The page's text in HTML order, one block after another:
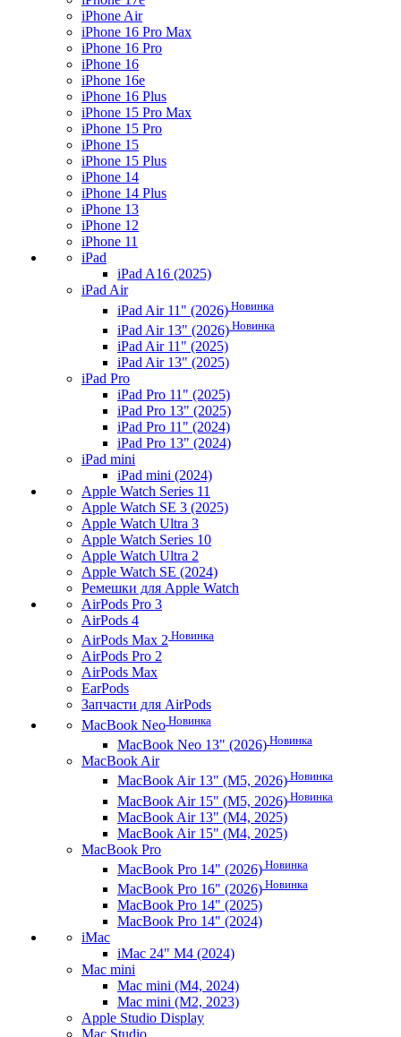
iPhone Air
iPhone 16 Pro Max
iPhone 16 Pro
iPhone 16
iPhone 16e
iPhone 16 Plus
iPhone 15 Pro Max
iPhone 15 Pro
iPhone 15
iPhone 15 Plus
iPhone 14
iPhone 14 Plus
iPhone 13
iPhone 12
iPhone 11
iPad
iPad A16 (2025)
iPad Air
iPad Air 11" (2026) Новинка
iPad Air 13" (2026) Новинка
iPad Air 11" (2025)
iPad Air 13" (2025)
iPad Pro
iPad Pro 11" (2025)
iPad Pro 13" (2025)
iPad Pro 11" (2024)
iPad Pro 13" (2024)
iPad mini
iPad mini (2024)
Apple Watch Series 11
Apple Watch SE 3 (2025)
Apple Watch Ultra 3
Apple Watch Series 10
Apple Watch Ultra 2
Apple Watch SE (2024)
Ремешки для Apple Watch
AirPods Pro 3
AirPods 4
AirPods Max 2 Новинка
AirPods Pro 2
AirPods Max
EarPods
Запчасти для AirPods
MacBook Neo Новинка
MacBook Neo 13" (2026) Новинка
MacBook Air
MacBook Air 13" (M5, 2026) Новинка
MacBook Air 15" (M5, 2026) Новинка
MacBook Air 13" (M4, 2025)
MacBook Air 15" (M4, 2025)
MacBook Pro
MacBook Pro 14" (2026) Новинка
MacBook Pro 16" (2026) Новинка
MacBook Pro 14" (2025)
MacBook Pro 14" (2024)
iMac
iMac 24" M4 (2024)
Mac mini
Mac mini (M4, 2024)
Mac mini (M2, 2023)
Apple Studio Display